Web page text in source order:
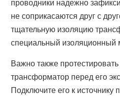
не соприкасаются друг с
тщательную изоляцию
специальный изоляционный
Важно также
трансформатор перед его
Подключите его к источнику